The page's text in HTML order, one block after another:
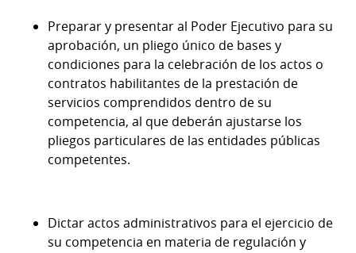
Preparar y presentar al Poder Ejecutivo para su
aprobación, un pliego único de bases y
condiciones para la celebración de los actos o
contratos habilitantes de la prestación de
servicios comprendidos dentro de su
competencia, al que deberán ajustarse los
pliegos particulares de las entidades públicas
competentes.
Dictar actos administrativos para el ejercicio de
su competencia en materia de regulación y